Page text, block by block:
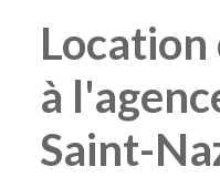
à
Saint-